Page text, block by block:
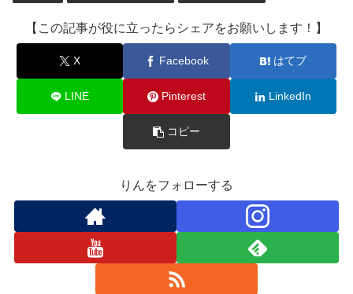
【この記事が役に立ったらシェアをお願いします！】
X Facebook はてブ
LINE Pinterest LinkedIn
コピー
りんをフォローする